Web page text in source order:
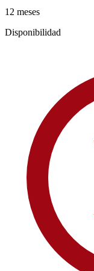
12 meses
Disponibilidad